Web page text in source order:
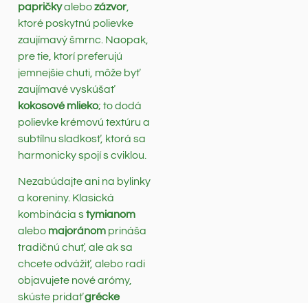
papričkyalebozázvor
ktoré poskytnú polievke
zaujímavý šmrnc. Naopak,
pre tie, ktorí preferujú
jemnejšie chuti, môže byť
zaujímavé vyskúšať
kokosové mlieko; to dodá
polievke krémovú textúru a
subtílnu sladkosť, ktorá sa
harmonicky spojí s cviklou.
Nezabúdajte ani na bylinky
a koreniny. Klasická
kombinácia stymianom
alebo majoránom prináša
tradičnú chuť, ale ak sa
chcete odvážiť, alebo radi
objavujete nové arómy,
skúste pridaťgrécke